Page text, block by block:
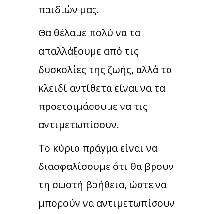
παιδιών μας.
Θα θέλαμε πολύ να τα
απαλλάξουμε από τις
δυσκολίες της ζωής, αλλά το
κλειδί αντίθετα είναι να τα
προετοιμάσουμε να τις
αντιμετωπίσουν.
Το κύριο πράγμα είναι να
διασφαλίσουμε ότι θα βρουν
τη σωστή βοήθεια, ώστε να
μπορούν να αντιμετωπίσουν